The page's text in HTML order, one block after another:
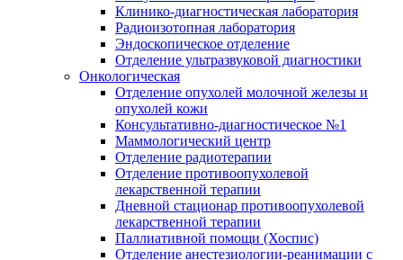
Клинико-диагностическая лаборатория
Радиоизотопная лаборатория
Эндоскопическое отделение
Отделение ультразвуковой диагностики
Онкологическая
Отделение опухолей молочной железы и
опухолей кожи
Консультативно-диагностическое №1
Маммологический центр
Отделение радиотерапии
Отделение противоопухолевой
лекарственной терапии
Дневной стационар противоопухолевой
лекарственной терапии
Паллиативной помощи (Хоспис)
Отделение анестезиологии-реанимации с